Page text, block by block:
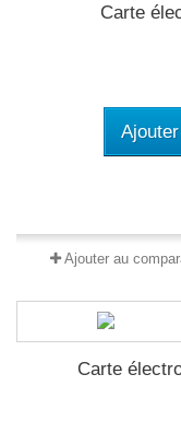
Carte
Ajouter au
Carte